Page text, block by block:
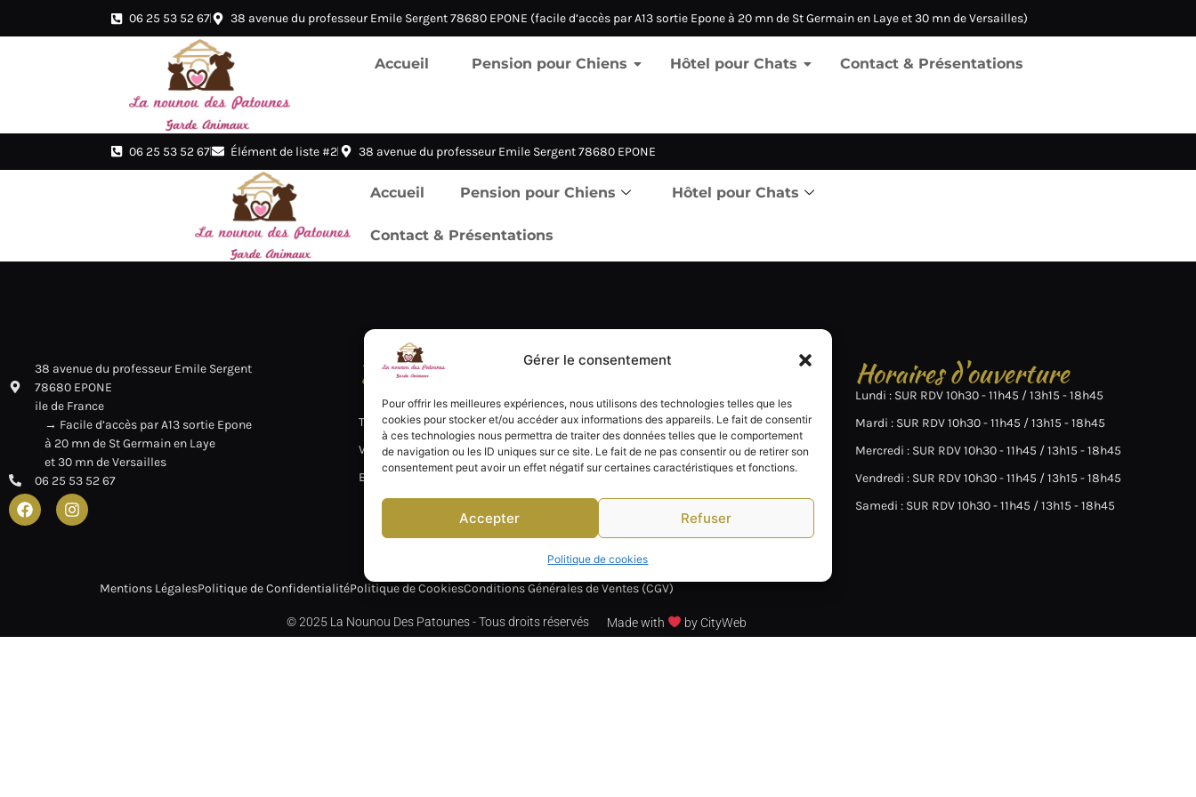
Gérer le consentement
Pour offrir les meilleures expériences, nous utilisons des technologies telles que les
cookies pour stocker et/ou accéder aux informations des appareils. Le fait de consentir
à ces technologies nous permettra de traiter des données telles que le comportement
de navigation ou les ID uniques sur ce site. Le fait de ne pas consentir ou de retirer son
consentement peut avoir un effet négatif sur certaines caractéristiques et fonctions.
Accepter Refuser
Politique de cookies
06 25 53 52 67 38 avenue du professeur Emile Sergent 78680 EPONE (facile d’accès par A13 sortie Epone à 20 mn de St Germain en Laye et 30 mn de Versailles)
Accueil Pension pour Chiens Hôtel pour Chats Contact & Présentations
06 25 53 52 67 Élément de liste #2 38 avenue du professeur Emile Sergent 78680 EPONE
Accueil Pension pour Chiens Hôtel pour Chats
Contact & Présentations
38 avenue du professeur Emile Sergent
78680 EPONE
ile de France
→ Facile d’accès par A13 sortie Epone
à 20 mn de St Germain en Laye
et 30 mn de Versailles
06 25 53 52 67
Pension pour Chiens
78
Tarifs & Conditions
Visite Virtuelle
Balades & Bains
Pension pour Chats
78
Tarifs & Conditions
Visite Virtuelle
Horaires d'ouverture
Lundi : SUR RDV 10h30 - 11h45 / 13h15 - 18h45
Mardi : SUR RDV 10h30 - 11h45 / 13h15 - 18h45
Mercredi : SUR RDV 10h30 - 11h45 / 13h15 - 18h45
Vendredi : SUR RDV 10h30 - 11h45 / 13h15 - 18h45
Samedi : SUR RDV 10h30 - 11h45 / 13h15 - 18h45
Mentions LégalesPolitique de ConfidentialitéPolitique de CookiesConditions Générales de Ventes (CGV)
© 2025 La Nounou Des Patounes - Tous droits réservés Made with by CityWeb